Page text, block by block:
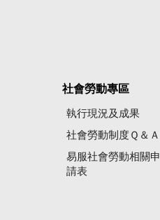
社會勞動專區
執行現況及成果
社會勞動制度Ｑ＆Ａ
易服社會勞動相關申
請表